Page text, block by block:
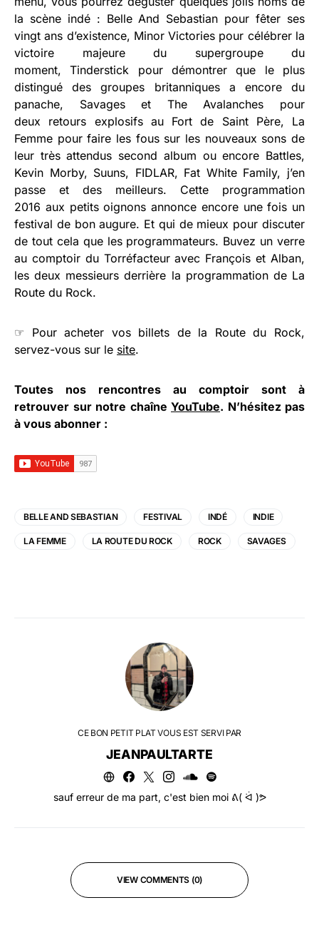
la scène indé : Belle And Sebastian pour fêter ses
vingt ans d’existence, Minor Victories pour célébrer la
victoire majeure du supergroupe du
moment, Tinderstick pour démontrer que le plus
distingué des groupes britanniques a encore du
panache, Savages et The Avalanches pour
deux retours explosifs au Fort de Saint Père, La
Femme pour faire les fous sur les nouveaux sons de
leur très attendus second album ou encore Battles,
Kevin Morby, Suuns, FIDLAR, Fat White Family, j’en
passe et des meilleurs. Cette programmation
2016 aux petits oignons annonce encore une fois un
festival de bon augure. Et qui de mieux pour discuter
de tout cela que les programmateurs. Buvez un verre
au comptoir du Torréfacteur avec François et Alban,
les deux messieurs derrière la programmation de La
Route du Rock.
☞ Pour acheter vos billets de la Route du Rock,
servez-vous sur le site.
Toutes nos rencontres au comptoir sont à
retrouver sur notre chaîne YouTube. N’hésitez pas
à vous abonner :
BELLE AND SEBASTIAN FESTIVAL INDÉ INDIE
LA FEMME LA ROUTE DU ROCK ROCK SAVAGES
CE BON PETIT PLAT VOUS EST SERVI PAR
JEANPAULTARTE
sauf erreur de ma part, c'est bien moi ᕕ( ᐛ )ᕗ
VIEW COMMENTS (0)